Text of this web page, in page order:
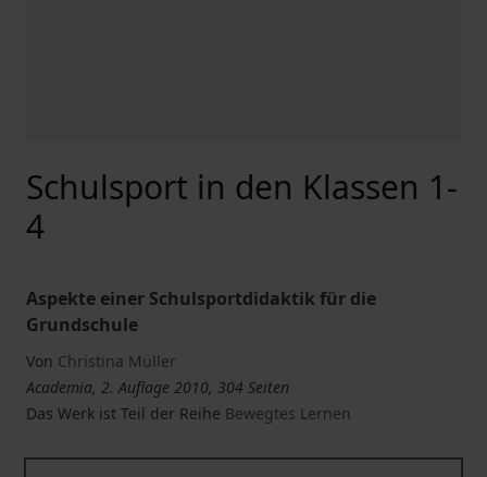
Schulsport in den Klassen 1-
4
Aspekte einer Schulsportdidaktik für die
Grundschule
Von Christina Müller
Academia, 2. Auflage 2010, 304 Seiten
Das Werk ist Teil der Reihe Bewegtes Lernen